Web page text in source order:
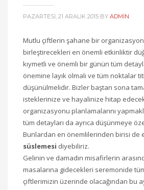
PAZARTESI, 21 ARALIK 2015 BY ADMIN
Mutlu çiftlerin şahane bir
birleştirecekleri en önemli etkinliktir
kıymetli ve önemli bir günün tüm
önemine layık olmalı ve tüm noktalar
düşünülmelidir. Bizler baştan sona
isteklerinize ve hayalinize hitap
organizasyonu planlamalarını
tüm detayları da ayrıca düşünmeye
Bunlardan en önemlilerinden birisi de
süslemesi diyebiliriz.
Gelinin ve damadın misafirlerin
masalarına gidecekleri seremonide
çiftlerimizin üzerinde olacağından bu